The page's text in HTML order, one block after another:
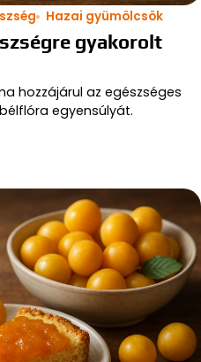
Hazai gyümölcsök
gyakorolt
hozzájárul az egészséges
egyensúlyát.